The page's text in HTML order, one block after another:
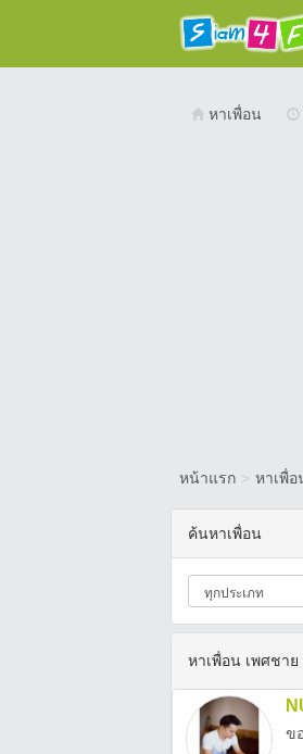
หาเพื่อน
หน้าแรก > หาเพื่
ค้นหาเพื่อน
หาเพื่อน เพศชาย
ข